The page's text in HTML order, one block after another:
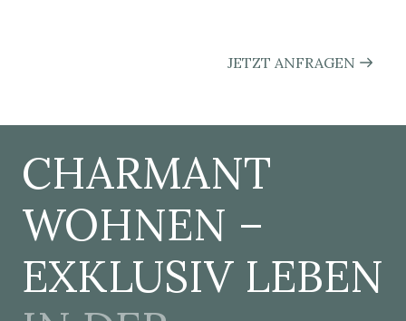
JETZT ANFRAGEN
CHARMANT
WOHNEN –
EXKLUSIV LEBEN